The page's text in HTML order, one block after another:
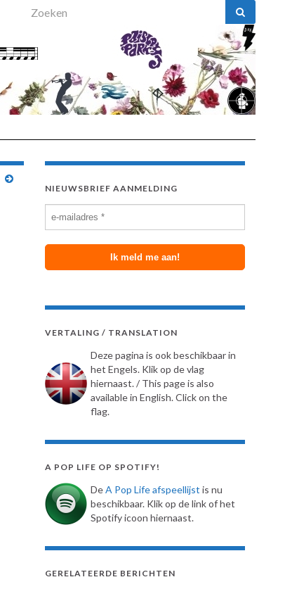
Search for:
NIEUWSBRIEF AANMELDING
VERTALING / TRANSLATION
Deze pagina is ook beschikbaar in
het Engels. Klik op de vlag
hiernaast. / This page is also
available in English. Click on the
flag.
A POP LIFE OP SPOTIFY!
DeA Pop Life afspeellijst is nu
beschikbaar. Klik op de link of het
Spotify icoon hiernaast.
GERELATEERDE BERICHTEN